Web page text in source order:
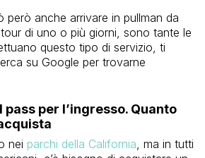
però anche arrivare in pullman da
di uno o più giorni, sono tante le
questo tipo di servizio, ti
su Google per trovarne
pass per l’ingresso. Quanto
nei parchi della California, ma in tutti